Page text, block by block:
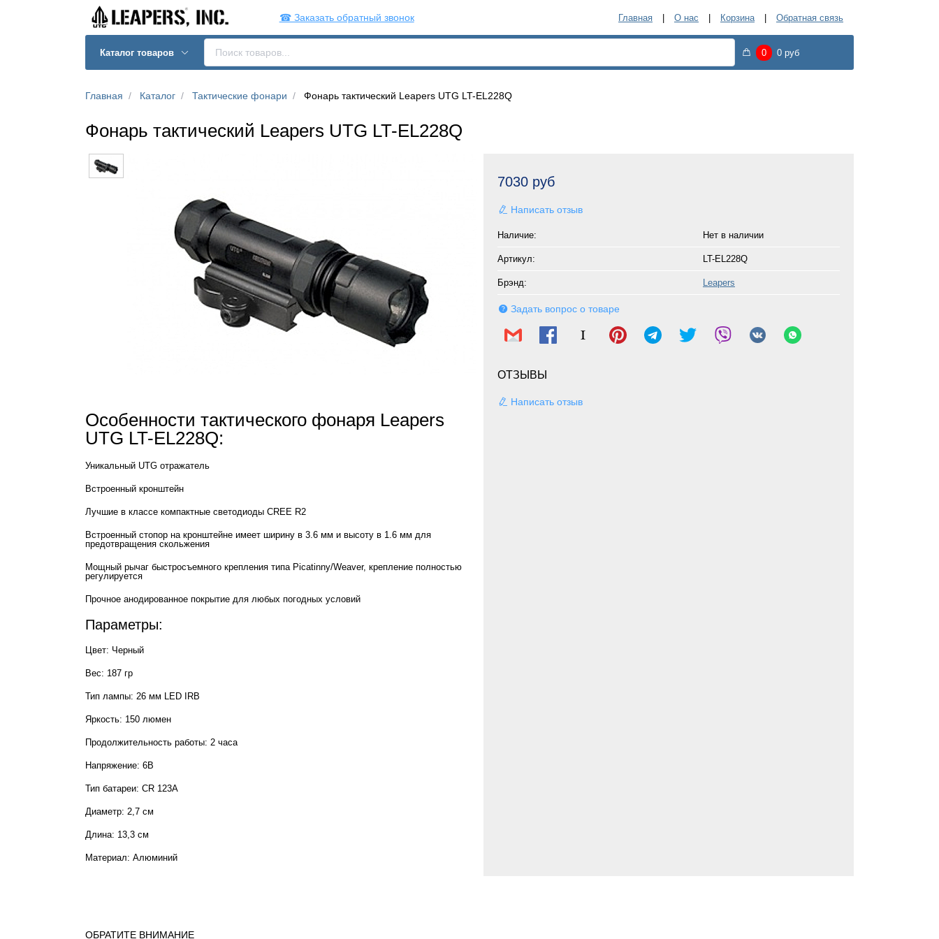
☎ Заказать обратный звонок Главная О нас Корзина Обратная связь
Каталог товаров 0 0 руб
Главная Каталог Тактические фонари Фонарь тактический Leapers UTG LT-EL228Q
Фонарь тактический Leapers UTG LT-EL228Q
Особенности тактического фонаря Leapers
UTG LT-EL228Q:
Уникальный UTG отражатель
Встроенный кронштейн
Лучшие в классе компактные светодиоды CREE R2
Встроенный стопор на кронштейне имеет ширину в 3.6 мм и высоту в 1.6 мм для
предотвращения скольжения
Мощный рычаг быстросъемного крепления типа Picatinny/Weaver, крепление полностью
регулируется
Прочное анодированное покрытие для любых погодных условий
Параметры:
Цвет: Черный
Вес: 187 гр
Тип лампы: 26 мм LED IRB
Яркость: 150 люмен
Продолжительность работы: 2 часа
Напряжение: 6В
Тип батареи: CR 123A
Диаметр: 2,7 см
Длина: 13,3 см
Материал: Алюминий
7030 руб
Написать отзыв
Наличие: Нет в наличии
Артикул: LT-EL228Q
Брэнд: Leapers
Задать вопрос о товаре
ОТЗЫВЫ
Написать отзыв
ОБРАТИТЕ ВНИМАНИЕ